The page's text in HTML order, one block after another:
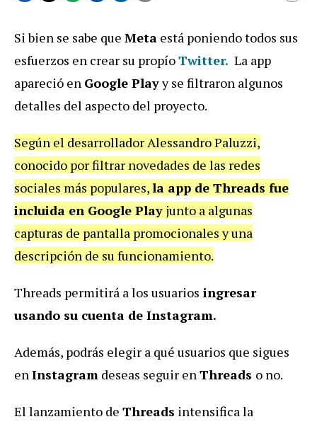
Si bien se sabe que Meta está poniendo todos sus
esfuerzos en crear su propíoTwitter. La app
apareció en Google Playy se filtraron algunos
detalles del aspecto del proyecto.
Según el desarrollador Alessandro Paluzzi,
conocido por filtrar novedades de las redes
sociales más populares,la app de Threads fue
incluida en Google Play junto a algunas
capturas de pantalla promocionales y una
descripción de su funcionamiento.
Threads permitirá a los usuarios ingresar
usando su cuenta de Instagram.
Además, podrás elegir a qué usuarios que sigues
enInstagram deseas seguir enThreads o no.
El lanzamiento de Threads intensifica la